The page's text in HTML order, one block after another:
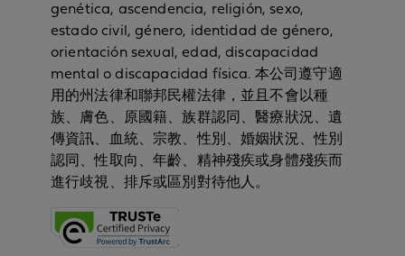
genética, ascendencia, religión, sexo,
estado civil, género, identidad de género,
orientación sexual, edad, discapacidad
mental o discapacidad física. 本公司遵守適
用的州法律和聯邦民權法律，並且不會以種
族、膚色、原國籍、族群認同、醫療狀況、遺
傳資訊、血統、宗教、性別、婚姻狀況、性別
認同、性取向、年齡、精神殘疾或身體殘疾而
進行歧視、排斥或區別對待他人。